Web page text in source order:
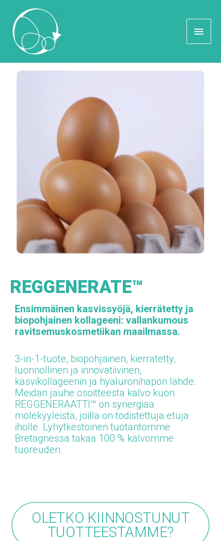
REGGENERATE™
Ensimmäinen kasvissyöjä, kierrätetty ja
biopohjainen kollageeni: vallankumous
ravitsemuskosmetiikan maailmassa.
3-in-1-tuote, biopohjainen, kierrätetty,
luonnollinen ja innovatiivinen,
kasvikollageenin ja hyaluronihapon lähde.
Meidän jauhe osoitteesta kalvo kuori
REGGENERAATTI™ on synergiaa
molekyyleistä, joilla on todistettuja etuja
iholle. Lyhytkestoinen tuotantomme
Bretagnessa takaa 100 % kalvomme
tuoreuden.
OLETKO KIINNOSTUNUT
TUOTTEESTAMME?